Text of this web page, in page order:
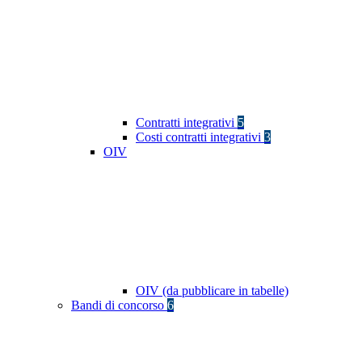
Contratti integrativi 5
Costi contratti integrativi 3
OIV
OIV (da pubblicare in tabelle)
Bandi di concorso 6